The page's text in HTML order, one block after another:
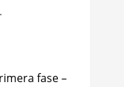
fase –